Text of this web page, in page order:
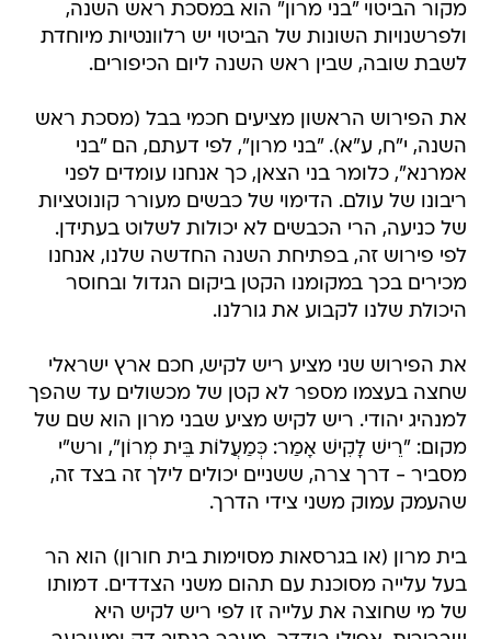
מקור הביטוי "בני מרון" הוא במסכת ראש השנה,
ולפרשנויות השונות של הביטוי יש רלוונטיות מיוחדת
לשבת שובה, שבין ראש השנה ליום הכיפורים.
את הפירוש הראשון מציעים חכמי בבל (מסכת ראש
השנה, י"ח, ע"א). "בני מרון", לפי דעתם, הם "בני
אמרנא", כלומר בני הצאן, כך אנחנו עומדים לפני
ריבונו של עולם. הדימוי של כבשים מעורר קונוטציות
של כניעה, הרי הכבשים לא יכולות לשלוט בעתידן.
לפי פירוש זה, בפתיחת השנה החדשה שלנו, אנחנו
מכירים בכך במקומנו הקטן ביקום הגדול ובחוסר
היכולת שלנו לקבוע את גורלנו.
את הפירוש שני מציע ריש לקיש, חכם ארץ ישראלי
שחצה בעצמו מספר לא קטן של מכשולים עד שהפך
למנהיג יהודי. ריש לקיש מציע שבני מרון הוא שם של
מקום: "רֵישׁ לָקִישׁ אָמַר: כְּמַעֲלוֹת בֵּית מְרוֹן", ורש"י
מסביר - דרך צרה, ששניים יכולים לילך זה בצד זה,
שהעמק עמוק משני צידי הדרך.
בית מרון (או בגרסאות מסוימות בית חורון) הוא הר
בעל עלייה מסוכנת עם תהום משני הצדדים. דמותו
של מי שחוצה את עלייה זו לפי ריש לקיש היא